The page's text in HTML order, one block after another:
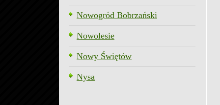
Nowogród Bobrzański
Nowolesie
Nowy Świętów
Nysa